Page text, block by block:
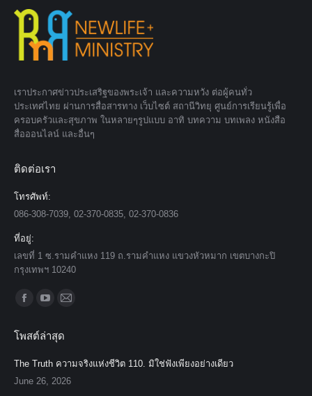
เราประกาศข่าวประเสริฐของพระเจ้า และความหวัง ต่อผู้คนทั่ว
ประเทศไทย ผ่านการสื่อสารทาง เว็บไซต์ สถานีวิทยุ ศูนย์การเรียนรู้เพื่อ
ครอบครัวและสุขภาพ ในหลายๆรูปแบบ อาทิ บทความ บทเพลง หนังสือ
สื่อออนไลน์ และอื่นๆ
ติดต่อเรา
โทรศัพท์:
086-308-7039, 02-370-0835, 02-370-0836
ที่อยู่:
เลขที่ 1 ซ.รามคำแหง 119 ถ.รามคำแหง แขวงหัวหมาก เขตบางกะปิ
กรุงเทพฯ 10240
Find us on:
opens
in
new
opens
in
new
in
new
โพสต์ล่าสุด
The Truth ความจริงแห่งชีวิต 110. มิใช่ฟังเพียงอย่างเดียว
June 26, 2026